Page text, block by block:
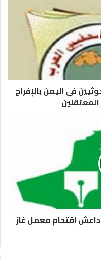
فى اليمن بالإفراج
اقتحام معمل غاز